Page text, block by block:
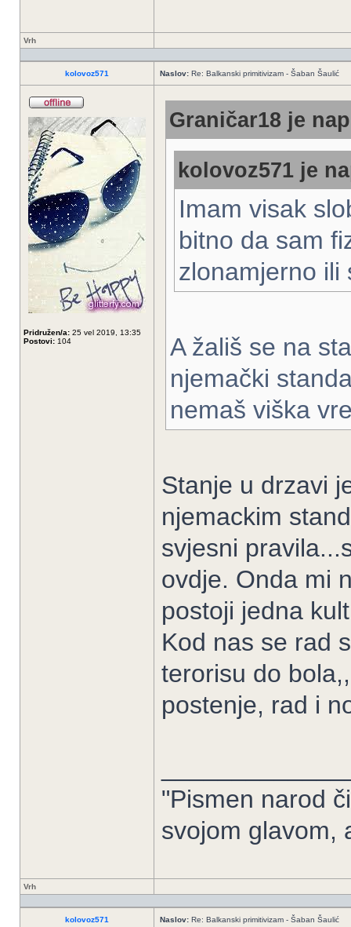
Vrh
kolovoz571 Naslov: Re: Balkanski primitivizam - Šaban Šaulić
Pridružen/a: 25 vel 2019, 13:35
Postovi: 104
Graničar18 je
kolovoz571 je
Imam visak
bitno da sam
zlonamjerno ili
A žališ se na
njemački
nemaš viška
Stanje u drzavi
njemackim
svjesni
ovdje. Onda mi
postoji jedna
Kod nas se rad
terorisu do
postenje, rad i
"Pismen narod
svojom glavom,
Vrh
kolovoz571 Naslov: Re: Balkanski primitivizam - Šaban Šaulić